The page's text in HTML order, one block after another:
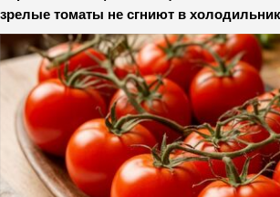
зрелые томаты не сгниют в